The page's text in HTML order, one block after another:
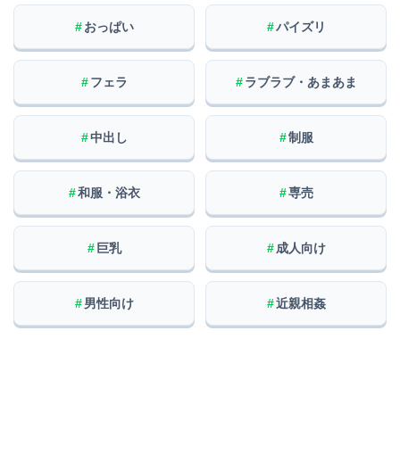
# おっぱい #パイズリ
# フェラ # ラブラブ・あまあま
#中出し #制服
#和服・浴衣 #専売
# 巨乳 # 成人向け
# 男性向け #近親相姦